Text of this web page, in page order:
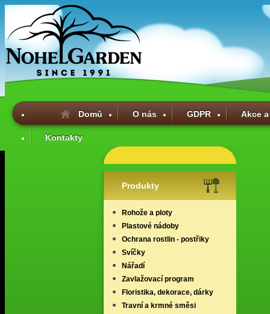
Domů O nás GDPR Akce
Kontakty
Produkty
Rohože a ploty
Plastové nádoby
Ochrana rostlin - postřiky
Svíčky
Nářadí
Zavlažovací program
Floristika, dekorace, dárky
Travní a krmné směsi